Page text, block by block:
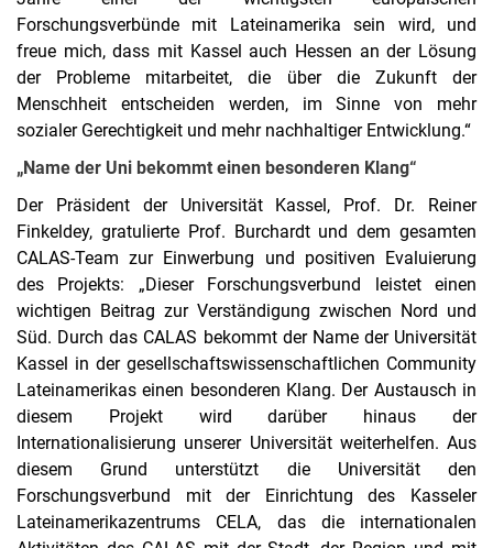
Forschungsverbünde mit Lateinamerika sein wird, und
freue mich, dass mit Kassel auch Hessen an der Lösung
der Probleme mitarbeitet, die über die Zukunft der
Menschheit entscheiden werden, im Sinne von mehr
sozialer Gerechtigkeit und mehr nachhaltiger Entwicklung.“
„Name der Uni bekommt einen besonderen Klang“
Der Präsident der Universität Kassel, Prof. Dr. Reiner
Finkeldey, gratulierte Prof. Burchardt und dem gesamten
CALAS-­Team zur Einwerbung und positiven Evaluierung
des Projekts: „Dieser Forschungsverbund leistet einen
wichtigen Beitrag zur Verständigung zwischen Nord und
Süd. Durch das CALAS bekommt der Name der Universität
Kassel in der gesellschaftswissenschaftlichen Community
Lateinamerikas einen besonderen Klang. Der Austausch in
diesem Projekt wird darüber hinaus der
Internationalisierung unserer Universität weiterhelfen. Aus
diesem Grund unterstützt die Universität den
Forschungsverbund mit der Einrichtung des Kasseler
Lateinamerikazentrums CELA, das die internationalen